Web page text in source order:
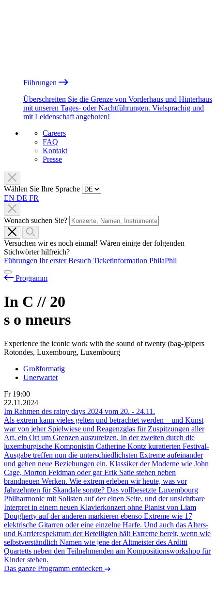
Führungen
Überschreiten Sie die Grenze von Vorderhaus und Hinterhaus
mit unseren Tages- oder Nachtführungen. Vielsprachig und
mit Leidenschaft angeboten!
Careers
FAQ
Kontakt
Presse
Wählen Sie Ihre Sprache
EN DE FR
Wonach suchen Sie?
Versuchen wir es noch einmal! Wären einige der folgenden
Stichwörter hilfreich?
Führungen Ihr erster Besuch Ticketinformation PhilaPhil
Programm
In C // 20
s o nneurs
Experience the iconic work with the sound of twenty (bag-)pipers
Rotondes, Luxembourg, Luxembourg
Großformatig
Unerwartet
Fr 19:00
22.11.2024
Im Rahmen des rainy days 2024 vom 20. - 24.11.
Als extrem kann vieles gelten und betrachtet werden – und Kunst
war von jeher Spielwiese und Reagenzglas für Zuspitzungen aller
Art, ein Ort um Grenzen auszureizen. In der zweiten durch die
luxemburgische Komponistin Catherine Kontz kuratierten Festival-
Ausgabe treffen nun die unterschiedlichsten Extreme aufeinander
und gehen neue Beziehungen ein. Klassiker der Moderne wie John
Cage, Morton Feldman oder gar Erik Satie stehen neben
brandneuen Werken. Wie extrem erleben wir heute, was vor
Jahrzehnten für Skandale sorgte? Das vollbesetzte Luxembourg
Philharmonic mit Solisten auf der einen Seite, und der unsichtbare
Interpret in einem neuen Klavierkonzert ohne Pianist von Liam
Dougherty auf der anderen markieren ebenso Extreme wie 17
elektrische Gitarren oder eine einzelne Harfe. Und auch das Alters-
und Karrierespektrum der Beteiligten hält Extreme bereit, wenn wie
selbstverständlich Namen wie jene der Altmeister des Arditti
Quartetts neben den Teilnehmenden am Kompositionsworkshop für
Kinder stehen.
Das ganze Programm entdecken